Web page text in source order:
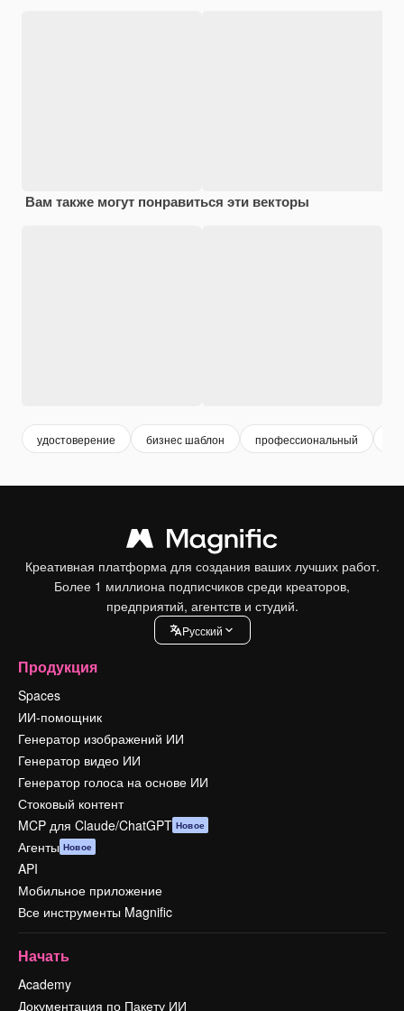
Вам также могут понравиться эти векторы
удостоверение бизнес шаблон профессиональный
Креативная платформа для создания ваших лучших работ.
Более 1 миллиона подписчиков среди креаторов,
предприятий, агентств и студий.
Pусский
Продукция
Spaces
ИИ-помощник
Генератор изображений ИИ
Генератор видео ИИ
Генератор голоса на основе ИИ
Стоковый контент
MCP для Claude/ChatGPT Новое
Агенты Новое
API
Мобильное приложение
Все инструменты Magnific
Начать
Academy
Документация по Пакету ИИ